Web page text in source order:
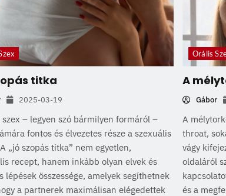
titka
2025-03-19
szex – legyen szó bármilyen formáról –
fontos és élvezetes része a szexuális
„jó szopás titka” nem egyetlen,
recept, hanem inkább olyan elvek és
lépések összessége, amelyek segíthetnek
a partnerek maximálisan elégedettek
Orális
A
Gábor
A
throat,
vágy
oldaláról
és a